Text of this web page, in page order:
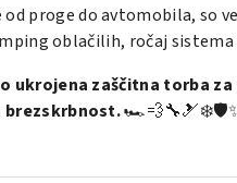
proge do avtomobila,
oblačilih, ročaj
ukrojena zaščitna torba
brezskrbnost.